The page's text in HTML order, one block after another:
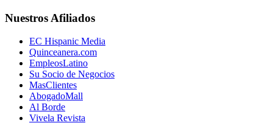
Nuestros Afiliados
EC Hispanic Media
Quinceanera.com
EmpleosLatino
Su Socio de Negocios
MasClientes
AbogadoMall
Al Borde
Vivela Revista